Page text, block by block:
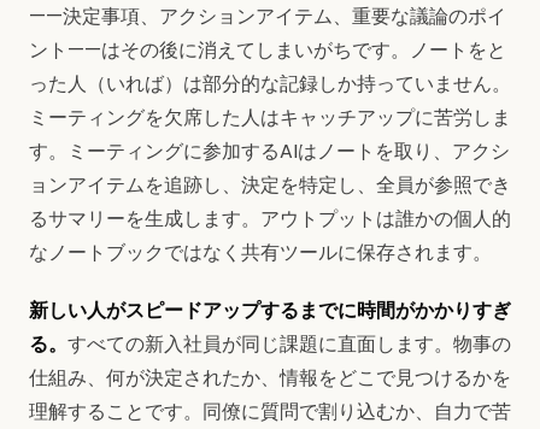
——決定事項、アクションアイテム、重要な議論のポイ
ント——はその後に消えてしまいがちです。ノートをと
った人（いれば）は部分的な記録しか持っていません。
ミーティングを欠席した人はキャッチアップに苦労しま
す。ミーティングに参加するAIはノートを取り、アクシ
ョンアイテムを追跡し、決定を特定し、全員が参照でき
るサマリーを生成します。アウトプットは誰かの個人的
なノートブックではなく共有ツールに保存されます。
新しい人がスピードアップするまでに時間がかかりすぎ
る。 すべての新入社員が同じ課題に直面します。物事の
仕組み、何が決定されたか、情報をどこで見つけるかを
理解することです。同僚に質問で割り込むか、自力で苦